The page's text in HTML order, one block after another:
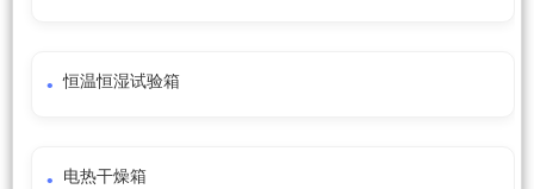
恒温恒湿试验箱
电热干燥箱